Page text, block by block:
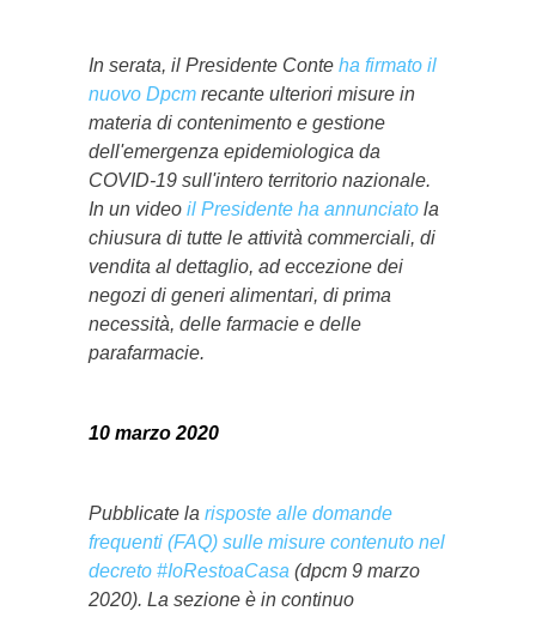
In serata, il Presidente Conte ha firmato il
nuovo Dpcm recante ulteriori misure in
materia di contenimento e gestione
dell'emergenza epidemiologica da
COVID-19 sull'intero territorio nazionale.
In un video il Presidente ha annunciato la
chiusura di tutte le attività commerciali, di
vendita al dettaglio, ad eccezione dei
negozi di generi alimentari, di prima
necessità, delle farmacie e delle
parafarmacie.
10 marzo 2020
Pubblicate la risposte alle domande
frequenti (FAQ) sulle misure contenuto nel
decreto #IoRestoaCasa (dpcm 9 marzo
2020). La sezione è in continuo